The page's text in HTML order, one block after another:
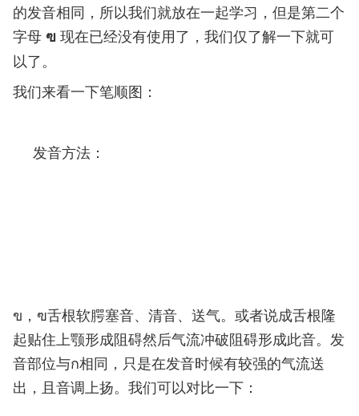
的发音相同，所以我们就放在一起学习，但是第二个
字母 ฃ 现在已经没有使用了，我们仅了解一下就可
以了。
我们来看一下笔顺图：
发音方法：
ข，ฃ舌根软腭塞音、清音、送气。或者说成舌根隆
起贴住上颚形成阻碍然后气流冲破阻碍形成此音。发
音部位与ก相同，只是在发音时候有较强的气流送
出，且音调上扬。我们可以对比一下：